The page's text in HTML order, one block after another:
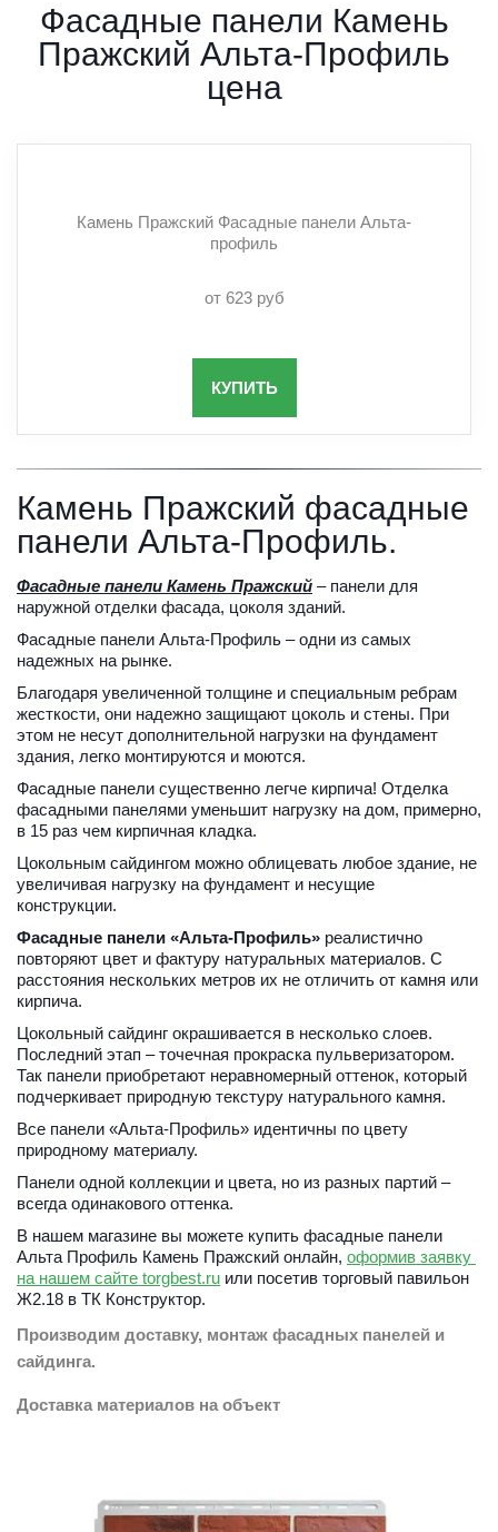
Фасадные панели Камень
Пражский Альта-Профиль
цена
Камень Пражский Фасадные панели Альта-
профиль
от 623 руб
КУПИТЬ
Камень Пражский фасадные
панели Альта-Профиль.
Фасадные панели Камень Пражский – панели для
наружной отделки фасада, цоколя зданий.
Фасадные панели Альта-Профиль – одни из самых
надежных на рынке.
Благодаря увеличенной толщине и специальным ребрам
жесткости, они надежно защищают цоколь и стены. При
этом не несут дополнительной нагрузки на фундамент
здания, легко монтируются и моются.
Фасадные панели существенно легче кирпича! Отделка
фасадными панелями уменьшит нагрузку на дом, примерно,
в 15 раз чем кирпичная кладка.
Цокольным сайдингом можно облицевать любое здание, не
увеличивая нагрузку на фундамент и несущие
конструкции.
Фасадные панели «Альта-Профиль» реалистично
повторяют цвет и фактуру натуральных материалов. С
расстояния нескольких метров их не отличить от камня или
кирпича.
Цокольный сайдинг окрашивается в несколько слоев.
Последний этап – точечная прокраска пульверизатором.
Так панели приобретают неравномерный оттенок, который
подчеркивает природную текстуру натурального камня.
Все панели «Альта-Профиль» идентичны по цвету
природному материалу.
Панели одной коллекции и цвета, но из разных партий –
всегда одинакового оттенка.
В нашем магазине вы можете купить фасадные панели
Альта Профиль Камень Пражский онлайн, оформив заявку
на нашем сайте torgbest.ru или посетив торговый павильон
Ж2.18 в ТК Конструктор.
Производим доставку, монтаж фасадных панелей и
сайдинга.
Доставка материалов на объект